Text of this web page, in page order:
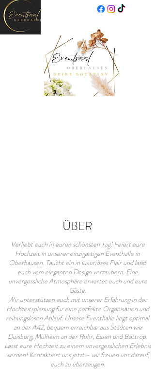
Eventsaal Oberhausen
Exklusive Eventlocation
ÜBER
Verliebt euch in euren schönsten Tag! Feiert eure
Hochzeit in unserer einzigartigen Eventhalle in
Oberhausen. Taucht ein in luxuriöses Flair und lasst
euch vom eleganten Design verzaubern. Eine
unvergessliche Atmosphäre erwartet euch und eure
Gäste.
Wir unterstützen euch mit unserer Erfahrung in der
Hochzeitsplanung für eine perfekte Organisation und
reibungslosen Ablauf. Unsere Eventhalle liegt optimal
an der A42, bequem erreichbar aus Städten wie
Duisburg, Mülheim an der Ruhr, Essen und Bottrop.
Lasst eure Hochzeit zu einem unvergesslichen Erlebnis
werden! Kontaktiert uns jetzt – wir freuen uns darauf,
euch zu überzeugen.